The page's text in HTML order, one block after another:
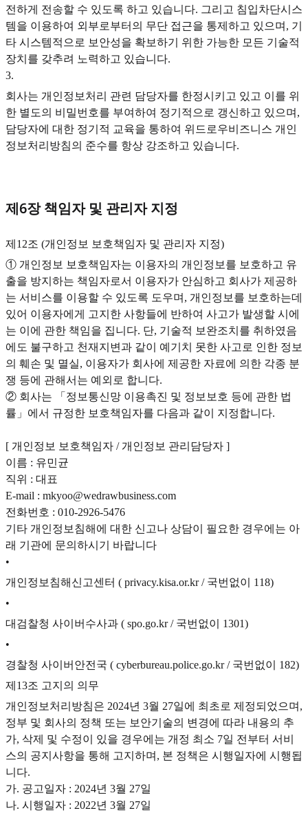
전하게 전송할 수 있도록 하고 있습니다. 그리고 침입차단시스
템을 이용하여 외부로부터의 무단 접근을 통제하고 있으며, 기
타 시스템적으로 보안성을 확보하기 위한 가능한 모든 기술적
장치를 갖추려 노력하고 있습니다.
3.
회사는 개인정보처리 관련 담당자를 한정시키고 있고 이를 위
한 별도의 비밀번호를 부여하여 정기적으로 갱신하고 있으며,
담당자에 대한 정기적 교육을 통하여 위드로우비즈니스 개인
정보처리방침의 준수를 항상 강조하고 있습니다.
제6장 책임자 및 관리자 지정
제12조 (개인정보 보호책임자 및 관리자 지정)
① 개인정보 보호책임자는 이용자의 개인정보를 보호하고 유
출을 방지하는 책임자로서 이용자가 안심하고 회사가 제공하
는 서비스를 이용할 수 있도록 도우며, 개인정보를 보호하는데
있어 이용자에게 고지한 사항들에 반하여 사고가 발생할 시에
는 이에 관한 책임을 집니다. 단, 기술적 보완조치를 취하였음
에도 불구하고 천재지변과 같이 예기치 못한 사고로 인한 정보
의 훼손 및 멸실, 이용자가 회사에 제공한 자료에 의한 각종 분
쟁 등에 관해서는 예외로 합니다.
② 회사는 「정보통신망 이용촉진 및 정보보호 등에 관한 법
률」에서 규정한 보호책임자를 다음과 같이 지정합니다.
[ 개인정보 보호책임자 / 개인정보 관리담당자 ]
이름 : 유민균
직위 : 대표
E-mail : mkyoo@wedrawbusiness.com
전화번호 : 010-2926-5476
기타 개인정보침해에 대한 신고나 상담이 필요한 경우에는 아
래 기관에 문의하시기 바랍니다
•
개인정보침해신고센터 ( privacy.kisa.or.kr / 국번없이 118)
•
대검찰청 사이버수사과 ( spo.go.kr / 국번없이 1301)
•
경찰청 사이버안전국 ( cyberbureau.police.go.kr / 국번없이 182)
제13조 고지의 의무
개인정보처리방침은 2024년 3월 27일에 최초로 제정되었으며,
정부 및 회사의 정책 또는 보안기술의 변경에 따라 내용의 추
가, 삭제 및 수정이 있을 경우에는 개정 최소 7일 전부터 서비
스의 공지사항을 통해 고지하며, 본 정책은 시행일자에 시행됩
니다.
가. 공고일자 : 2024년 3월 27일
나. 시행일자 : 2022년 3월 27일